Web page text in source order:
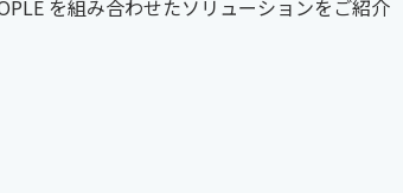
を組み合わせたソリューションをご紹介